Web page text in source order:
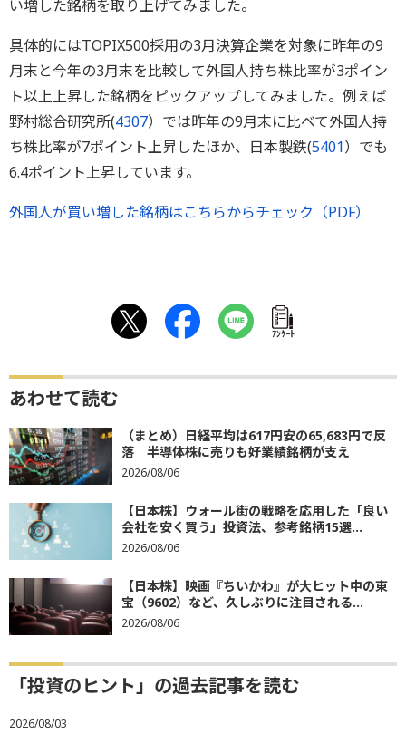
い増した銘柄を取り上げてみました。
具体的にはTOPIX500採用の3月決算企業を対象に昨年の9
月末と今年の3月末を比較して外国人持ち株比率が3ポイン
ト以上上昇した銘柄をピックアップしてみました。例えば
野村総合研究所(4307）では昨年の9月末に比べて外国人持
ち株比率が7ポイント上昇したほか、日本製鉄(5401）でも
6.4ポイント上昇しています。
外国人が買い増した銘柄はこちらからチェック（PDF）
ｱﾝｹｰﾄ
あわせて読む
（まとめ）日経平均は617円安の65,683円で反
落 半導体株に売りも好業績銘柄が支え
2026/08/06
【日本株】ウォール街の戦略を応用した「良い
会社を安く買う」投資法、参考銘柄15選...
2026/08/06
【日本株】映画『ちいかわ』が大ヒット中の東
宝（9602）など、久しぶりに注目される...
2026/08/06
「投資のヒント」の過去記事を読む
2026/08/03